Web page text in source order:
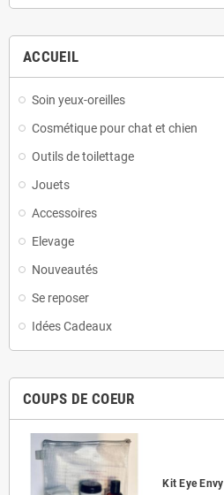
ACCUEIL
Soin yeux-oreilles
Cosmétique pour chat et chien
Outils de toilettage
Jouets
Accessoires
Elevage
Nouveautés
Se reposer
Idées Cadeaux
COUPS DE COEUR
Kit Eye Envy